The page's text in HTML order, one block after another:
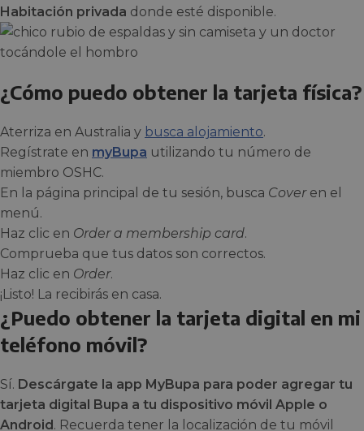
Habitación privada donde esté disponible.
¿Cómo puedo obtener la tarjeta física?
Aterriza en Australia y busca alojamiento.
Regístrate en myBupa utilizando tu número de
miembro OSHC.
En la página principal de tu sesión, busca Coveren el
menú.
Haz clic en Order a membership card.
Comprueba que tus datos son correctos.
Haz clic en Order.
¡Listo! La recibirás en casa.
¿Puedo obtener la tarjeta digital en mi
teléfono móvil?
Sí. Descárgate la app MyBupa para poder agregar tu
tarjeta digital Bupa a tu dispositivo móvil Apple o
Android. Recuerda tener la localización de tu móvil